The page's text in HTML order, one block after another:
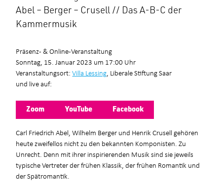
Abel – Berger – Crusell // Das A-B-C der
Kammermusik
Präsenz- & Online-Veranstaltung
Sonntag, 15. Januar 2023 um 17:00 Uhr
Veranstaltungsort:Villa Lessing , Liberale Stiftung Saar
und live auf:
Zoom YouTube Facebook
Carl Friedrich Abel, Wilhelm Berger und Henrik Crusell gehören
heute zweifellos nicht zu den bekannten Komponisten. Zu
Unrecht. Denn mit ihrer inspirierenden Musik sind sie jeweils
typische Vertreter der frühen Klassik, der frühen Romantik und
der Spätromantik.